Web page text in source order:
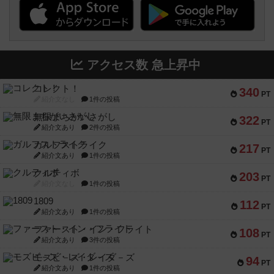
アクセス数 急上昇中
340 PT
コレクト！
1件の投稿
322 PT
無限まちがいさがし
紹介文あり 2件の投稿
217 PT
ガルフストライク
紹介文あり 1件の投稿
203 PT
クルティボ
1件の投稿
112 PT
1809
紹介文あり 1件の投稿
108 PT
ファースト・イン・フライト
紹介文あり 3件の投稿
94 PT
モズビ－ズ・レイダ－ズ
紹介文あり 1件の投稿